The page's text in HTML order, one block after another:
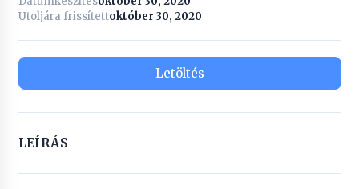
Utoljára frissítettoktóber 30, 2020
Letöltés
LEÍRÁS